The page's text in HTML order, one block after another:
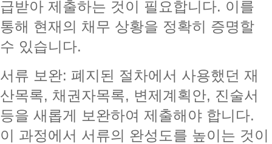
급받아 제출하는 것이 필요합니다. 이를
통해 현재의 채무 상황을 정확히 증명할
수 있습니다.
서류 보완: 폐지된 절차에서 사용했던 재
산목록, 채권자목록, 변제계획안, 진술서
등을 새롭게 보완하여 제출해야 합니다.
이 과정에서 서류의 완성도를 높이는 것이